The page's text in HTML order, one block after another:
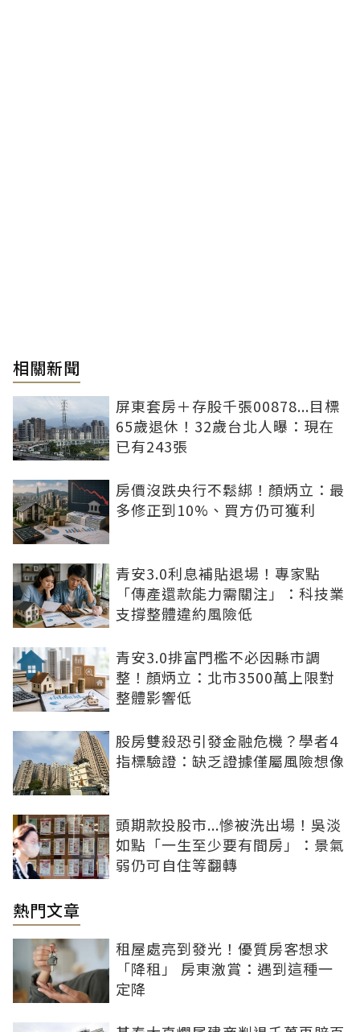
相關新聞
屏東套房＋存股千張00878...目標
65歲退休！32歲台北人曝：現在
已有243張
房價沒跌央行不鬆綁！顏炳立：最
多修正到10%、買方仍可獲利
青安3.0利息補貼退場！專家點
「傳產還款能力需關注」：科技業
支撐整體違約風險低
青安3.0排富門檻不必因縣市調
整！顏炳立：北市3500萬上限對
整體影響低
股房雙殺恐引發金融危機？學者4
指標驗證：缺乏證據僅屬風險想像
頭期款投股市...慘被洗出場！吳淡
如點「一生至少要有間房」：景氣
弱仍可自住等翻轉
熱門文章
租屋處亮到發光！優質房客想求
「降租」 房東激賞：遇到這種一
定降